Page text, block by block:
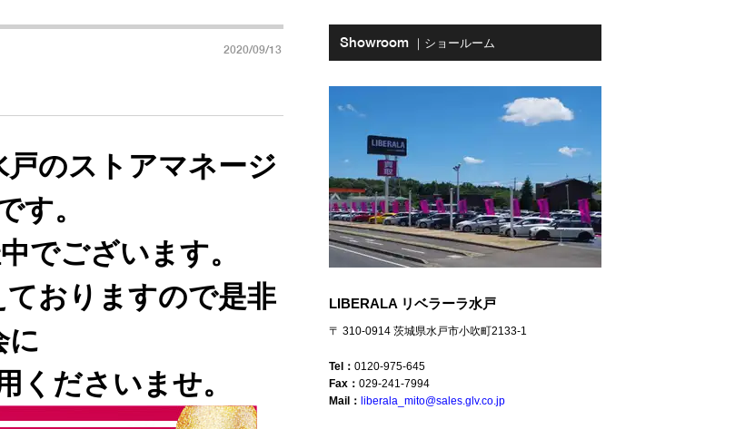
2020/09/13
のストアマネージ
す。
でございます。
おりますので是非
に
くださいませ。
Showroom ｜ショールーム
LIBERALA リベラーラ水戸
〒 310-0914 茨城県水戸市小吹町2133-1
Tel： 0120-975-645
Fax： 029-241-7994
Mail： liberala_mito@sales.glv.co.jp